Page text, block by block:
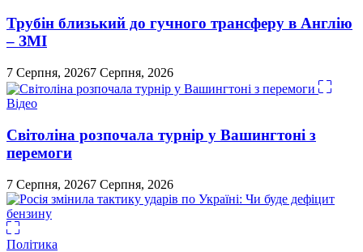
Трубін близький до гучного трансферу в Англію
– ЗМІ
7 Серпня, 20267 Серпня, 2026
Відео
Світоліна розпочала турнір у Вашингтоні з
перемоги
7 Серпня, 20267 Серпня, 2026
Політика